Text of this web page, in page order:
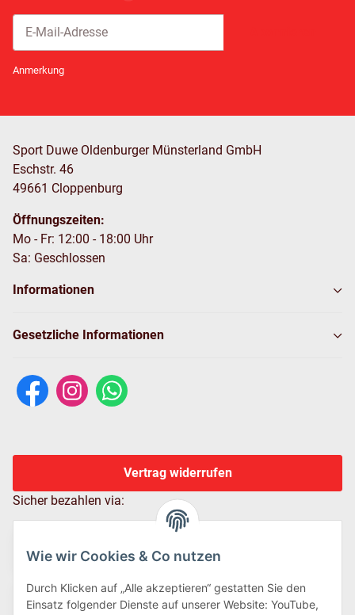
Wie wir Cookies & Co nutzen
Durch Klicken auf „Alle akzeptieren“ gestatten Sie den
Einsatz folgender Dienste auf unserer Website: YouTube,
Anmerkung
Sport Duwe Oldenburger Münsterland GmbH
Eschstr. 46
49661 Cloppenburg
Öffnungszeiten:
Mo - Fr: 12:00 - 18:00 Uhr
Sa: Geschlossen
Informationen
Gesetzliche Informationen
Vertrag widerrufen
Sicher bezahlen via: